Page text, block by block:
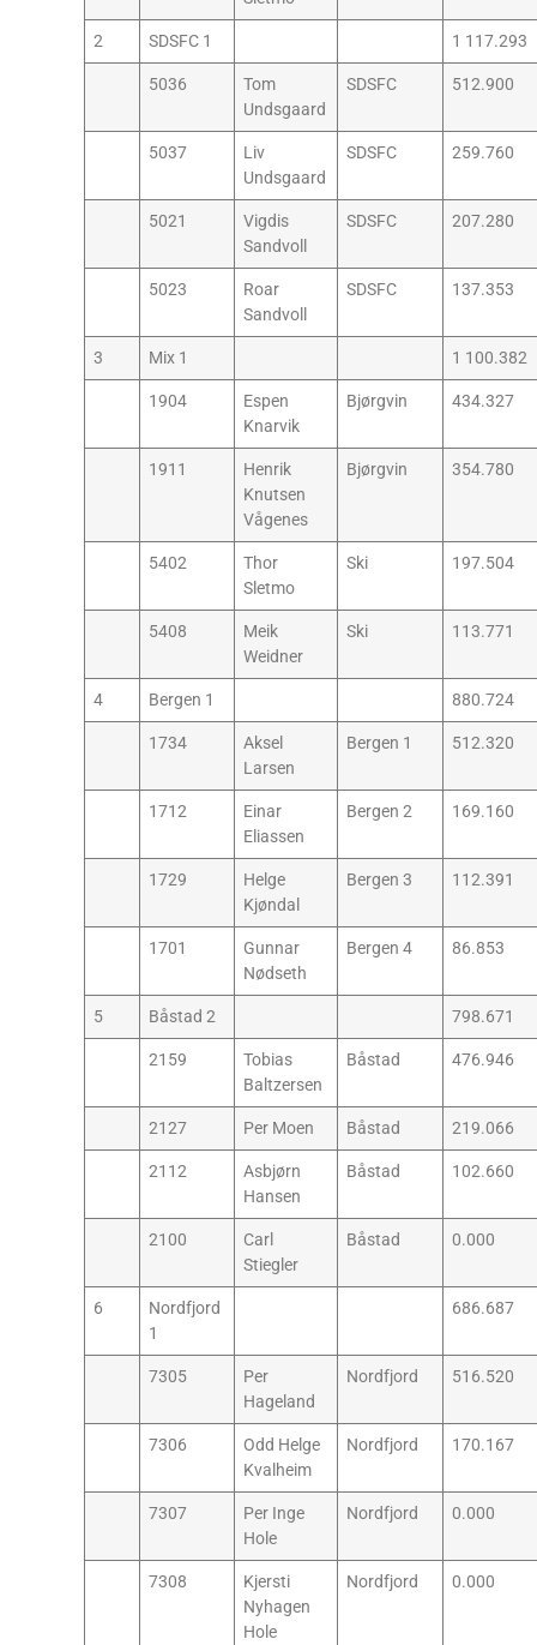
2 SDSFC 1 1 117.293
5036
Tom
Undsgaard
SDSFC 512.900
5037
Liv
Undsgaard
SDSFC 259.760
5021
Vigdis
Sandvoll
SDSFC 207.280
5023
Roar
Sandvoll
SDSFC 137.353
3 Mix 1 1 100.382
1904
Espen
Knarvik
Bjørgvin 434.327
1911
Henrik
Knutsen
Vågenes
Bjørgvin 354.780
5402
Thor
Sletmo
Ski 197.504
5408
Meik
Weidner
Ski 113.771
4 Bergen 1 880.724
1734
Aksel
Larsen
Bergen 1 512.320
1712
Einar
Eliassen
Bergen 2 169.160
1729
Helge
Kjøndal
Bergen 3 112.391
1701
Gunnar
Nødseth
Bergen 4 86.853
5 Båstad 2 798.671
2159
Tobias
Baltzersen
Båstad 476.946
2127 Per Moen Båstad 219.066
2112
Asbjørn
Hansen
Båstad 102.660
2100
Carl
Stiegler
Båstad 0.000
6
Nordfjord
1
686.687
7305
Per
Hageland
Nordfjord 516.520
7306
Odd Helge
Kvalheim
Nordfjord 170.167
7307
Per Inge
Hole
Nordfjord 0.000
7308
Kjersti
Nyhagen
Hole
Nordfjord 0.000